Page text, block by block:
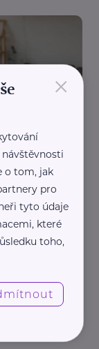
×
o tom, jak
pro
tyto údaje
které
toho,